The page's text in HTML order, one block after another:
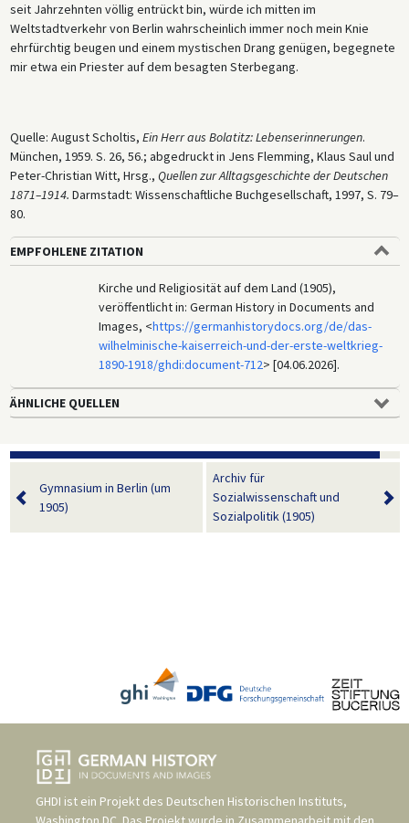
seit Jahrzehnten völlig entrückt bin, würde ich mitten im
Weltstadtverkehr von Berlin wahrscheinlich immer noch mein Knie
ehrfürchtig beugen und einem mystischen Drang genügen, begegnete
mir etwa ein Priester auf dem besagten Sterbegang.
Quelle: August Scholtis, Ein Herr aus Bolatitz: Lebenserinnerungen.
München, 1959. S. 26, 56.; abgedruckt in Jens Flemming, Klaus Saul und
Peter-Christian Witt, Hrsg., Quellen zur Alltagsgeschichte der Deutschen
1871–1914. Darmstadt: Wissenschaftliche Buchgesellschaft, 1997, S. 79–
80.
EMPFOHLENE ZITATION
Kirche und Religiosität auf dem Land (1905),
veröffentlicht in: German History in Documents and
Images, <https://germanhistorydocs.org/de/das-
wilhelminische-kaiserreich-und-der-erste-weltkrieg-
1890-1918/ghdi:document-712> [04.06.2026].
ÄHNLICHE QUELLEN
Gymnasium in Berlin (um
1905)
Archiv für
Sozialwissenschaft und
Sozialpolitik (1905)
GHDI ist ein Projekt des Deutschen Historischen Instituts,